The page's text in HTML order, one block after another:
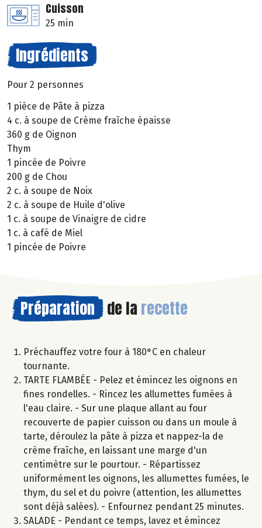
Cuisson
25 min
Ingrédients
Pour 2 personnes
1 pièce de Pâte à pizza
4 c. à soupe de Crème fraîche épaisse
360 g de Oignon
Thym
1 pincée de Poivre
200 g de Chou
2 c. à soupe de Noix
2 c. à soupe de Huile d'olive
1 c. à soupe de Vinaigre de cidre
1 c. à café de Miel
1 pincée de Poivre
Préparation de la recette
Préchauffez votre four à 180°C en chaleur
tournante.
TARTE FLAMBÉE - Pelez et émincez les oignons en
fines rondelles. - Rincez les allumettes fumées à
l'eau claire. - Sur une plaque allant au four
recouverte de papier cuisson ou dans un moule à
tarte, déroulez la pâte à pizza et nappez-la de
crème fraîche, en laissant une marge d'un
centimètre sur le pourtour. - Répartissez
uniformément les oignons, les allumettes fumées, le
thym, du sel et du poivre (attention, les allumettes
sont déjà salées). - Enfournez pendant 25 minutes.
SALADE - Pendant ce temps, lavez et émincez